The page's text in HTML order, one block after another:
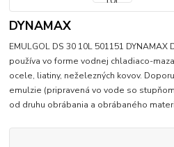
DYNAMAX
EMULGOL DS 30 10L 501151 DYNAMAX
používa vo forme vodnej chladiaco-
ocele, liatiny, neželezných kovov.
emulzie (pripravená vo vode so
od druhu obrábania a obrábaného